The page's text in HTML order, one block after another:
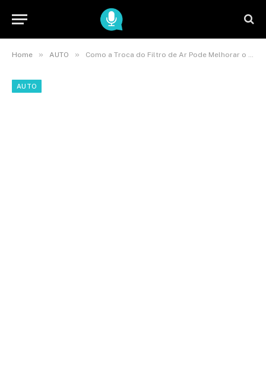
Home » AUTO » Como a Troca do Filtro de Ar Pode Melhorar o Desempenho do seu Carro
AUTO